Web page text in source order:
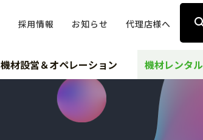
採用情報 お知らせ 代理店様へ
機材設営＆オペレーション 機材レンタル